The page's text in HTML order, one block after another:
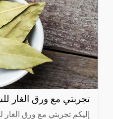
تجربتي مع ورق الغار
إليكم تجربتي مع ورق الغار